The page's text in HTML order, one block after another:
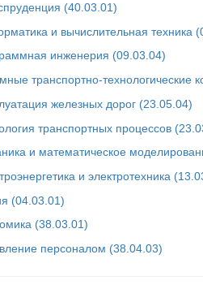
(40.03.01)
и вычислительная техника
инженерия (09.03.04)
транспортно-технологические
железных дорог (23.05.04)
транспортных процессов
и математическое
и электротехника
(04.03.01)
(38.03.01)
персоналом (38.04.03)